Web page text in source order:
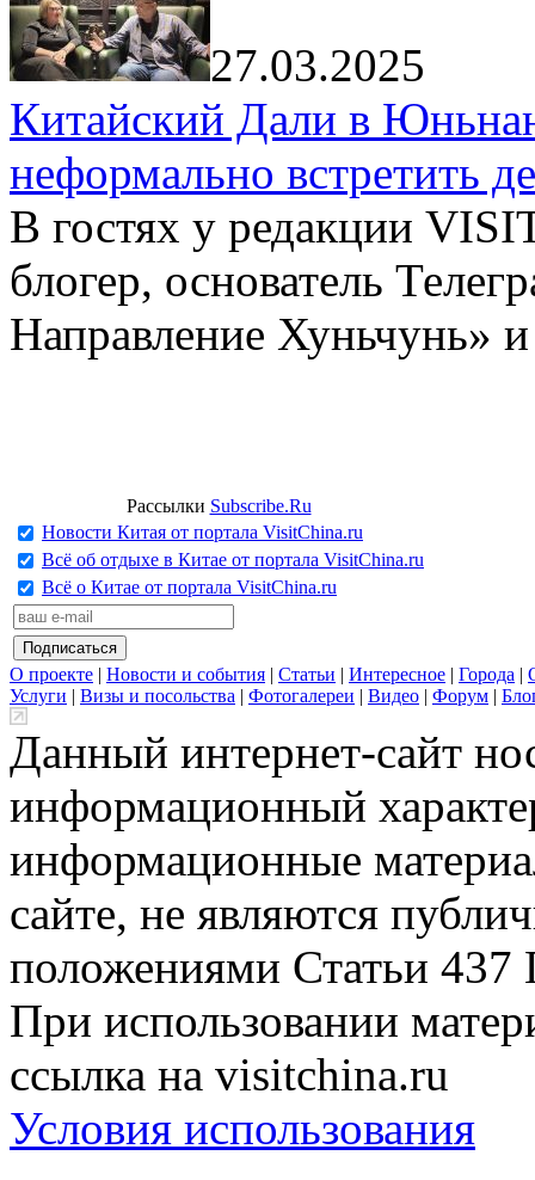
27.03.2025
Китайский Дали в
неформально встретить
В гостях у редакции
блогер, основатель
Направление Хуньчунь»
Рассылки Subscribe.Ru
Новости Китая от портала VisitChina.ru
Всё об отдыхе в Китае от портала VisitChina.ru
Всё о Китае от портала VisitChina.ru
О проекте | Новости и события | Статьи | Интересное | Города |
Услуги | Визы и посольства | Фотогалереи | Видео | Форум |
Данный интернет-сайт
информационный
информационные
сайте, не являются
положениями Статьи 437
При использовании
ссылка на visitchina.ru
Условия использования